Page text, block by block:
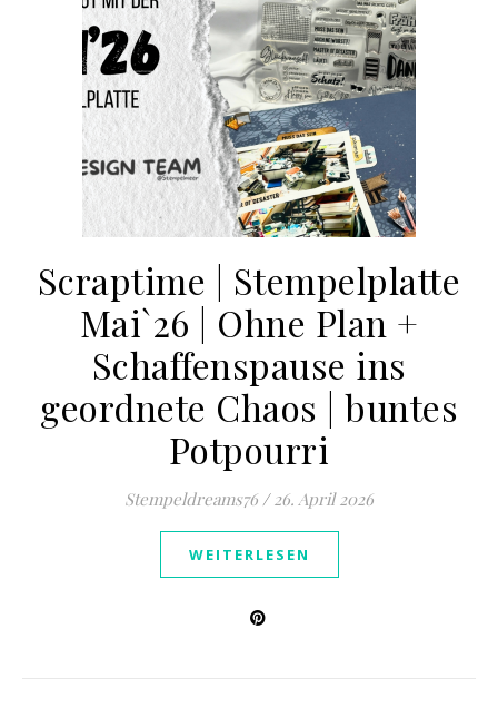
Scraptime | Stempelplatte
Mai`26 | Ohne Plan +
Schaffenspause ins
geordnete Chaos | buntes
Potpourri
Stempeldreams76 / 26. April 2026
WEITERLESEN